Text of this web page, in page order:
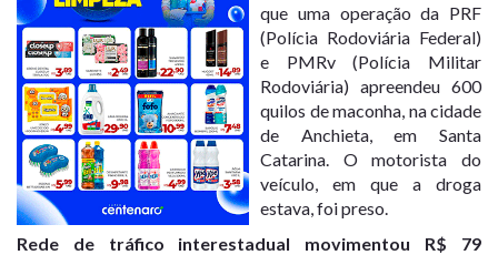
que uma operação da PRF
(Polícia Rodoviária Federal)
e PMRv (Polícia Militar
Rodoviária) apreendeu 600
quilos de maconha, na cidade
de Anchieta, em Santa
Catarina. O motorista do
veículo, em que a droga
estava, foi preso.
Rede de tráfico interestadual movimentou R$ 79